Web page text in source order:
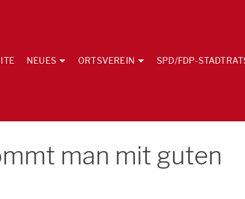
NEUES ORTSVEREIN SPD/FDP-
man mit guten